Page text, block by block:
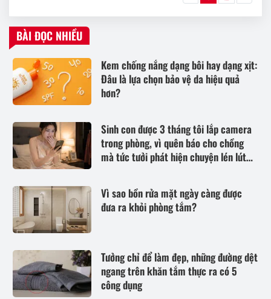
BÀI ĐỌC NHIỀU
Kem chống nắng dạng bôi hay dạng xịt:
Đâu là lựa chọn bảo vệ da hiệu quả
hơn?
Sinh con được 3 tháng tôi lắp camera
trong phòng, vì quên báo cho chồng
mà tức tưởi phát hiện chuyện lén lút
Vì sao bồn rửa mặt ngày càng được
đưa ra khỏi phòng tắm?
Tưởng chỉ để làm đẹp, những đường dệt
ngang trên khăn tắm thực ra có 5
công dụng